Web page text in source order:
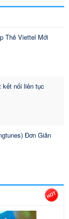
Thẻ Viettel Mới
kết nối liên tục
Đơn Giản